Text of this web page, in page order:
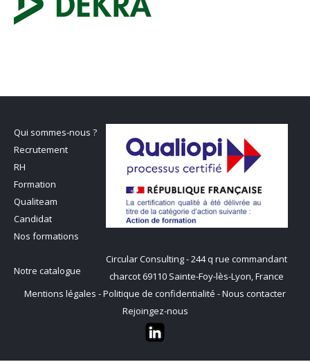
Qui sommes-nous ?
Recrutement
RH
Formation
Qualiteam
Candidat
Nos formations
Notre catalogue
Circular Consulting - 244 q rue commandant
charcot 69110 Sainte-Foy-lès-Lyon, France
Mentions légales -Politique de confidentialité -Nous contacter
Rejoingez-nous